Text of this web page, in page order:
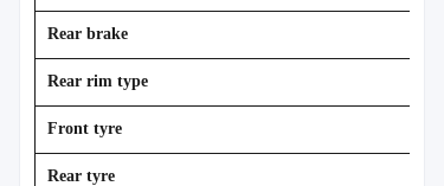
Rear brake
Rear rim type
Front tyre
Rear tyre